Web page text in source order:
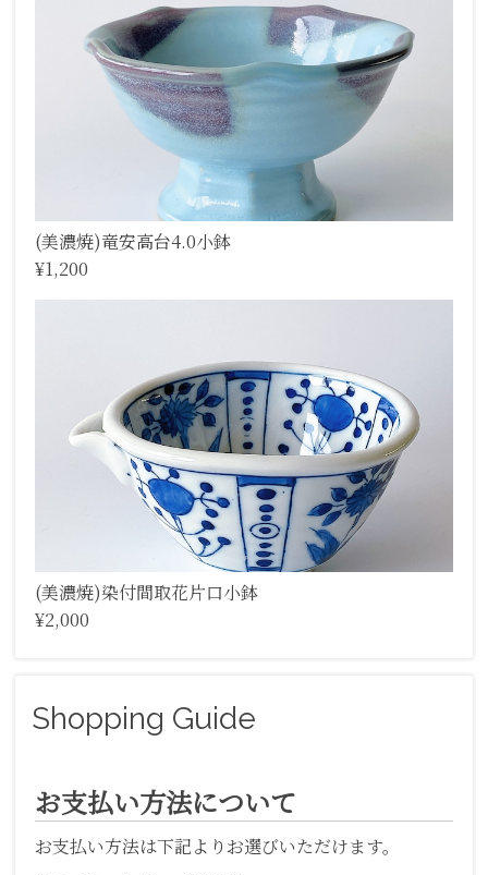
(美濃焼)竜安高台4.0小鉢
¥1,200
(美濃焼)染付間取花片口小鉢
¥2,000
Shopping Guide
お支払い方法について
お支払い方法は下記よりお選びいただけます。